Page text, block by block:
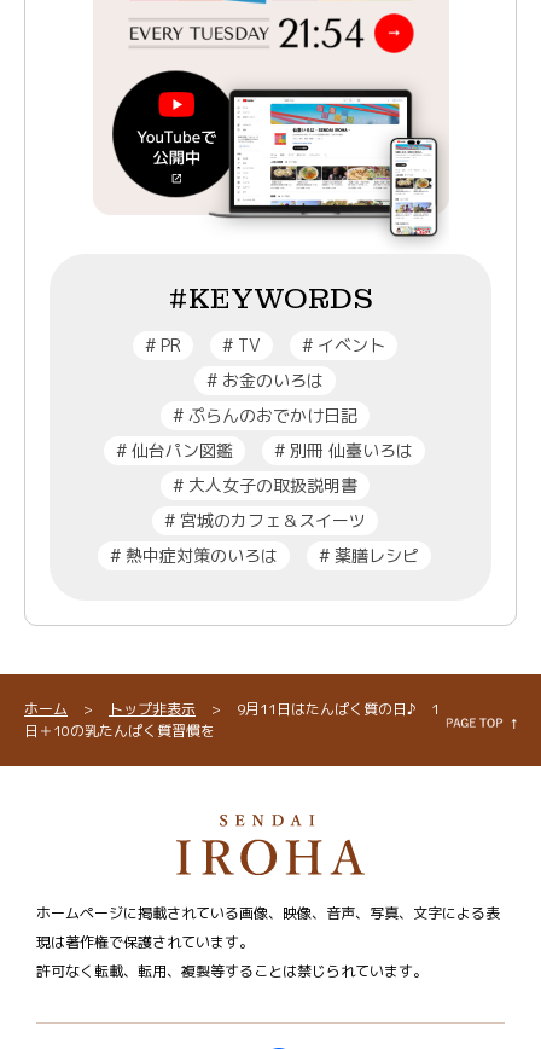
#KEYWORDS
#PR #TV #イベント
#お金のいろは
#ぷらんのおでかけ日記
# 仙台パン図鑑 # 別冊 仙臺いろは
#大人女子の取扱説明書
#宮城のカフェ＆スイーツ
# 熱中症対策のいろは # 薬膳レシピ
ホーム > トップ非表示 >
9月11日はたんぱく質の日♪ 1
日＋10の乳たんぱく質習慣を
ホームページに掲載されている画像、映像、音声、写真、文字による表
現は著作権で保護されています。
許可なく転載、転用、複製等することは禁じられています。